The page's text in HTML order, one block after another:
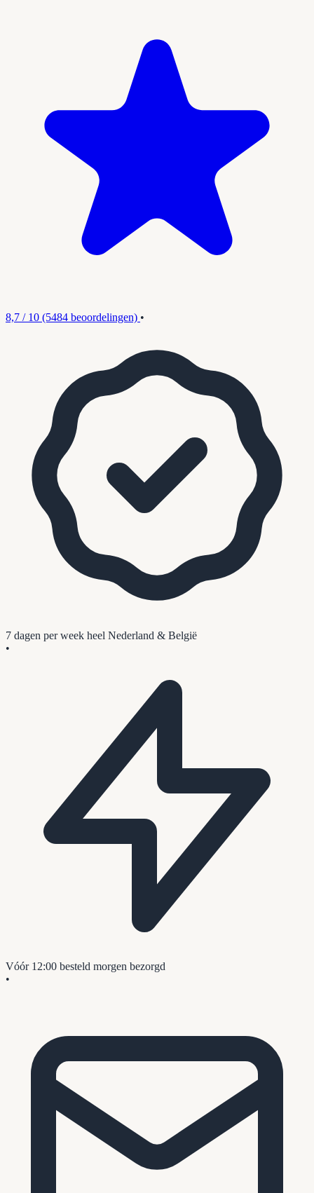
8,7 / 10 (5484 beoordelingen) •
7 dagen per week heel Nederland & België
•
Vóór 12:00 besteld morgen bezorgd
•